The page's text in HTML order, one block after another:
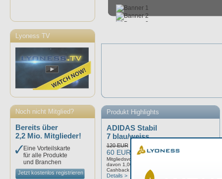
Lyoness TV
Noch nicht Mitglied?
Bereits über
2,2 Mio. Mitglieder!
Eine Vorteilskarte
für alle Produkte
und Branchen
Jetzt kostenlos registrieren
Produkt Highlights
ADIDAS Stabil
7 blau/weiss...
120 EUR
60 EUR
Mitgliedsvorteil: 2,00%
davon 1,00%
Cashback
Details >